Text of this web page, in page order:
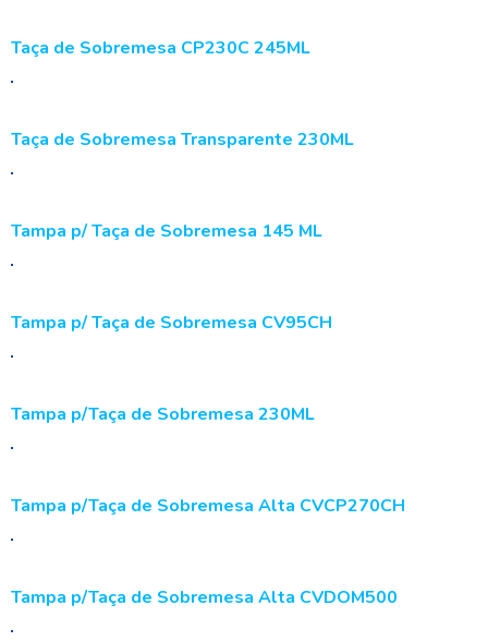
Taça de Sobremesa CP230C 245ML
Taça de Sobremesa Transparente 230ML
Tampa p/ Taça de Sobremesa 145 ML
Tampa p/ Taça de Sobremesa CV95CH
Tampa p/Taça de Sobremesa 230ML
Tampa p/Taça de Sobremesa Alta CVCP270CH
Tampa p/Taça de Sobremesa Alta CVDOM500